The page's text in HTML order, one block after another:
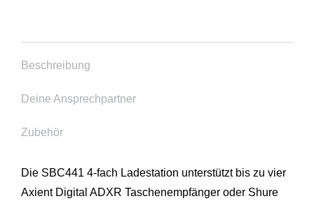
Beschreibung
Deine Ansprechpartner
Zubehör
Die SBC441 4-fach Ladestation unterstützt bis zu vier
Axient Digital ADXR Taschenempfänger oder Shure